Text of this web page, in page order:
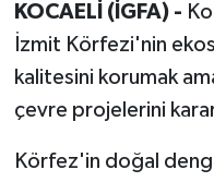
KOCAELİ (İGFA) -
İzmit Körfezi'nin
kalitesini korumak
çevre projelerini
Körfez'in doğal